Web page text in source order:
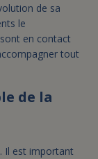
de sa
le
en contact
tout
de la
Il est important